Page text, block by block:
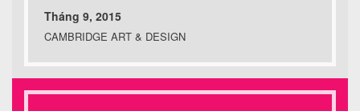
Tháng 9, 2015
CAMBRIDGE ART & DESIGN